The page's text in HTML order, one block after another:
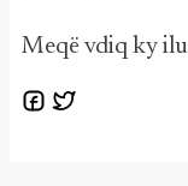
Meqë vdiq ky